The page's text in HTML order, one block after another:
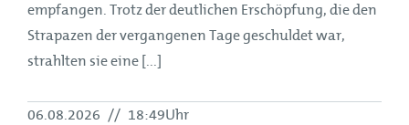
empfangen. Trotz der deutlichen Erschöpfung, die den
Strapazen der vergangenen Tage geschuldet war,
strahlten sie eine [...]
06.08.2026 // 18:49Uhr